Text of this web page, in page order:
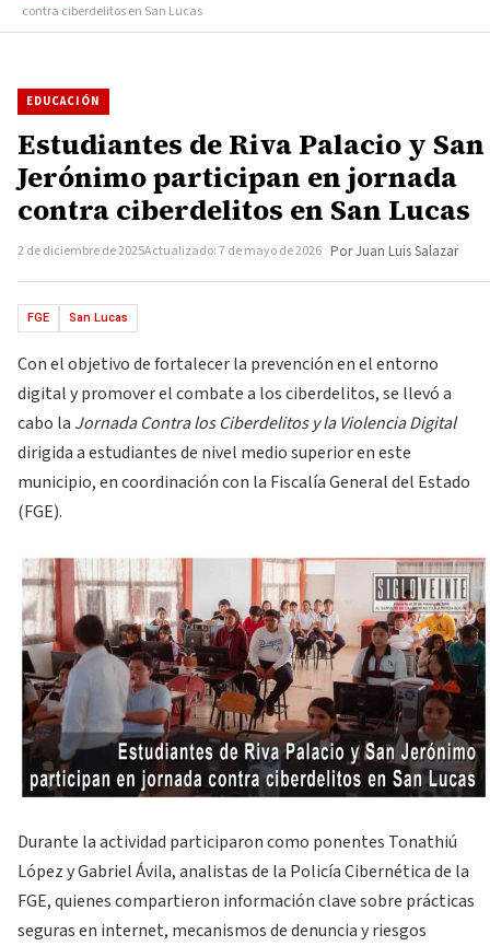
contra ciberdelitos en San Lucas
EDUCACIÓN
Estudiantes de Riva Palacio y San
Jerónimo participan en jornada
contra ciberdelitos en San Lucas
2 de diciembre de 2025Actualizado: 7 de mayo de 2026 Por Juan Luis Salazar
FGE San Lucas
Con el objetivo de fortalecer la prevención en el entorno
digital y promover el combate a los ciberdelitos, se llevó a
cabo la Jornada Contra los Ciberdelitos y la Violencia Digital
dirigida a estudiantes de nivel medio superior en este
municipio, en coordinación con la Fiscalía General del Estado
(FGE).
Durante la actividad participaron como ponentes Tonathiú
López y Gabriel Ávila, analistas de la Policía Cibernética de la
FGE, quienes compartieron información clave sobre prácticas
seguras en internet, mecanismos de denuncia y riesgos